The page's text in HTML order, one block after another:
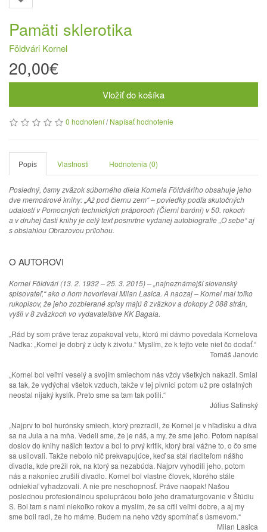
Pamäti sklerotika
Földvári Kornel
20,00€
Vložiť do košíka
0 hodnotení/Napísať hodnotenie
Popis Vlastnosti Hodnotenia (0)
Posledný, ôsmy zväzok súborného diela Kornela Földváriho obsahuje jeho
dve memoárové knihy: „Až pod čiernu zem“ – poviedky podľa skutočných
udalostí v Pomocných technických práporoch (Čierni baróni) v 50. rokoch
a v druhej časti knihy je celý text posmrtne vydanej autobiografie „O sebe“ aj
s obsiahlou Obrazovou prílohou.
O AUTOROVI
Kornel Földvári (13. 2. 1932 – 25. 3. 2015) – „najneznámejší slovenský
spisovateľ,“ ako o ňom hovorieval Milan Lasica. A naozaj – Kornel mal toľko
rukopisov, že jeho zozbierané spisy majú 8 zväzkov a dokopy 2 088 strán,
vyšli v 8 zväzkoch vo vydavateľstve KK Bagala.
„Rád by som práve teraz zopakoval vetu, ktorú mi dávno povedala Kornelova
Naďka: „Kornel je dobrý z úcty k životu.“ Myslím, že k tejto vete niet čo dodať.“
Tomáš Janovic
„Kornel bol veľmi veselý a svojím smiechom nás vždy všetkých nakazil. Smial
sa tak, že vydýchal všetok vzduch, takže v tej pivnici potom už pre ostatných
neostal nijaký kyslík. Preto sme sa tam tak potili.“
Július Satinský
„Najprv to bol hurónsky smiech, ktorý prezradil, že Kornel je v hľadisku a díva
sa na Jula a na mňa. Vedeli sme, že je náš, a my, že sme jeho. Potom napísal
doslov do knihy našich textov a bol to prvý kritik, ktorý bral vážne to, o čo sme
sa usilovali. Takže nebolo nič prekvapujúce, keď sa stal riaditeľom nášho
divadla, kde prežil rok, na ktorý sa nezabúda. Najprv vyhodili jeho, potom
nás a nakoniec zrušili divadlo. Kornel bol vlastne človek, ktorého stále
odniekiaľ vyhadzovali. A nie pre neschopnosť. Práve naopak! Našou
poslednou profesionálnou spoluprácou bolo jeho dramaturgovanie v Štúdiu
S. Bol tam s nami niekoľko rokov a myslím, že sa cítil veľmi dobre, a aj my
sme boli radi, že ho máme. Budem na neho vždy spomínať s úsmevom.“
Milan Lasica